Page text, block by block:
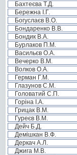
Бахтеєва Т.Д.
Бережна І.Г.
Богуслаєв В.О.
Бондаренко В.В.
Бондик В.А.
Бурлаков П.М.
Васильєв О.А.
Вечерко В.М.
Волков О.А.
Герман Г.М.
Глазунов С.М.
Головатий С.П.
Горіна І.А.
Грицак В.М.
Гуреєв В.М.
Дейч Б.Д.
Демішкан В.Ф.
Деркач А.Л.
Джига М.В.